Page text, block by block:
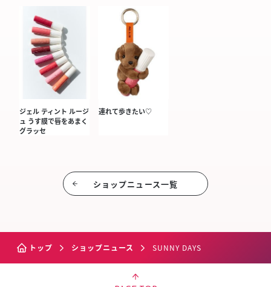
ジェル ティント ルージ
ュ うす膜で唇をあまく
グラッセ
連れて歩きたい♡
ショップニュース⼀覧
トップ ショップニュース SUNNY DAYS